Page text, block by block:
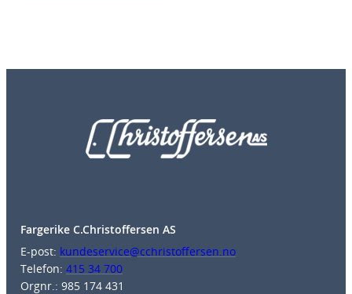
Fargerike C.Christoffersen AS
E-post: kundeservice@cchristoffersen.no
Telefon: 415 34 700
Orgnr.: 985 174 431